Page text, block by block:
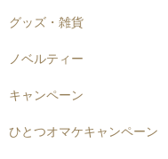
グッズ・雑貨
ノベルティー
キャンペーン
ひとつオマケキャンペーン